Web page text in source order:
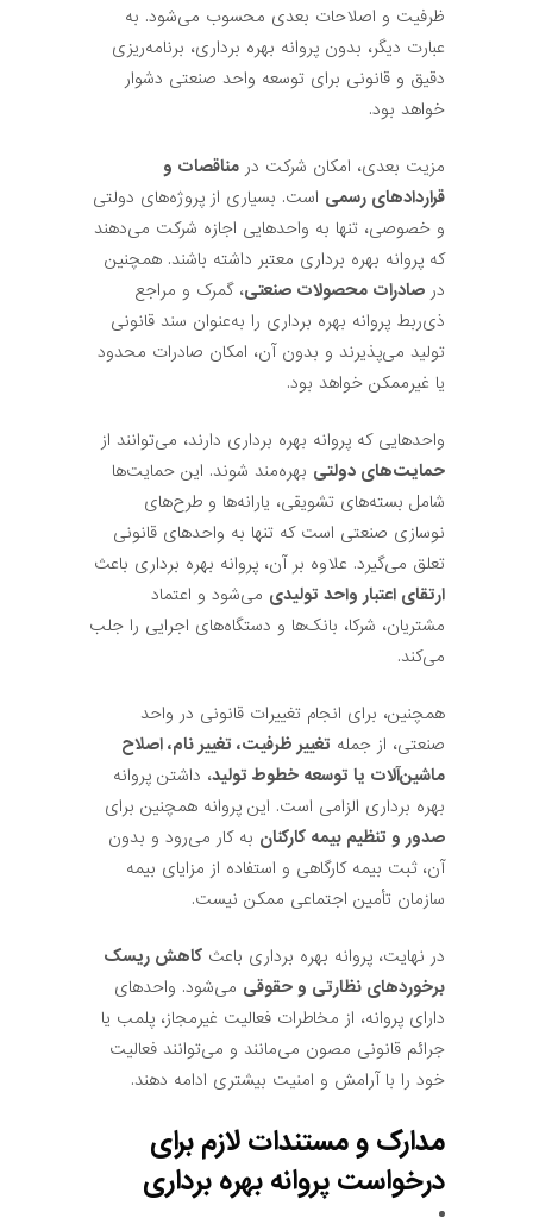
ظرفیت و اصلاحات بعدی محسوب می‌شود. به
عبارت دیگر، بدون پروانه بهره برداری، برنامه‌ریزی
دقیق و قانونی برای توسعه واحد صنعتی دشوار
خواهد بود.
مزیت بعدی، امکان شرکت در مناقصات و
قراردادهای رسمی است. بسیاری از پروژه‌های دولتی
و خصوصی، تنها به واحدهایی اجازه شرکت می‌دهند
که پروانه بهره برداری معتبر داشته باشند. همچنین
در صادرات محصولات صنعتی، گمرک و مراجع
ذی‌ربط پروانه بهره برداری را به‌عنوان سند قانونی
تولید می‌پذیرند و بدون آن، امکان صادرات محدود
یا غیرممکن خواهد بود.
واحدهایی که پروانه بهره برداری دارند، می‌توانند از
حمایت‌های دولتی بهره‌مند شوند. این حمایت‌ها
شامل بسته‌های تشویقی، یارانه‌ها و طرح‌های
نوسازی صنعتی است که تنها به واحدهای قانونی
تعلق می‌گیرد. علاوه بر آن، پروانه بهره برداری باعث
ارتقای اعتبار واحد تولیدی می‌شود و اعتماد
مشتریان، شرکا، بانک‌ها و دستگاه‌های اجرایی را جلب
می‌کند.
همچنین، برای انجام تغییرات قانونی در واحد
صنعتی، از جمله تغییر ظرفیت، تغییر نام، اصلاح
ماشین‌آلات یا توسعه خطوط تولید، داشتن پروانه
بهره برداری الزامی است. این پروانه همچنین برای
صدور و تنظیم بیمه کارکنان به کار می‌رود و بدون
آن، ثبت بیمه کارگاهی و استفاده از مزایای بیمه
سازمان تأمین اجتماعی ممکن نیست.
در نهایت، پروانه بهره برداری باعث کاهش ریسک
برخوردهای نظارتی و حقوقی می‌شود. واحدهای
دارای پروانه، از مخاطرات فعالیت غیرمجاز، پلمب یا
جرائم قانونی مصون می‌مانند و می‌توانند فعالیت
خود را با آرامش و امنیت بیشتری ادامه دهند.
مدارک و مستندات لازم برای
درخواست پروانه بهره برداری